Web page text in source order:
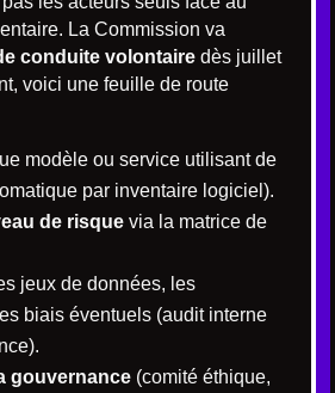
La Commission va
conduite volontaire dès juillet
voici une feuille de route
modèle ou service utilisant de
par inventaire logiciel).
de risque via la matrice de
jeux de données, les
biais éventuels (audit interne
gouvernance (comité éthique,